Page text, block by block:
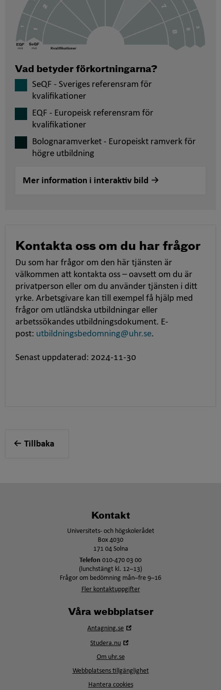
Vad betyder förkortningarna?
SeQF - Sveriges referensram för
kvalifikationer
EQF - Europeisk referensram för
kvalifikationer
Bolognaramverket - Europeiskt ramverk för
högre utbildning
Mer information i interaktiv bild
Kontakta oss om du har frågor
Du som har frågor om den här tjänsten är
välkommen att kontakta oss – oavsett om du är
privatperson eller om du använder tjänsten i ditt
yrke. Arbetsgivare kan till exempel få hjälp med
frågor om utländska utbildningar eller
arbetssökandes utbildningsdokument. E-
post: utbildningsbedomning@uhr.se.
Senast uppdaterad: 2024-11-30
Tillbaka
Kontakt
Universitets- och högskolerådet
Box 4030
171 04 Solna
Telefon 010-470 03 00
(lunchstängt kl. 12–13)
Frågor om bedömning mån–fre 9–16
Fler kontaktuppgifter
Våra webbplatser
Antagning.se
Studera.nu
fönster
Om uhr.se
Webbplatsens tillgänglighet
Hantera cookies